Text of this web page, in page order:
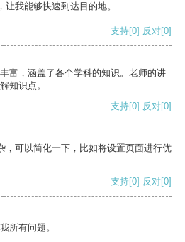
我能够快速到达目的地。
支持[0] 反对[0]
富，涵盖了各个学科的知识。老师的讲
知识点。
支持[0] 反对[0]
，可以简化一下，比如将设置页面进行优
支持[0] 反对[0]
所有问题。